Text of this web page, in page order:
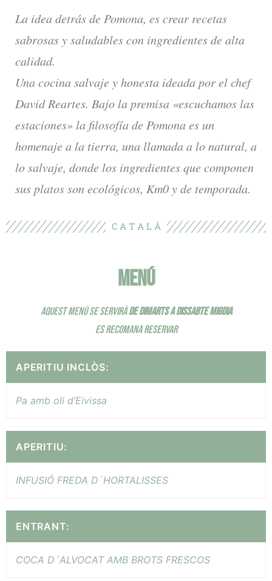
La idea detrás de Pomona, es crear recetas
sabrosas y saludables con ingredientes de alta
calidad.
Una cocina salvaje y honesta ideada por el chef
David Reartes. Bajo la premisa «escuchamos las
estaciones» la filosofía de Pomona es un
homenaje a la tierra, una llamada a lo natural, a
lo salvaje, donde los ingredientes que componen
sus platos son ecológicos, Km0 y de temporada.
C A T A L À
MENÚ
AQUEST MENÚ SE SERVIRÀDE DIMARTS A DISSABTE MIGDIA
ES RECOMANA RESERVAR
APERITIU INCLÒS:
Pa amb oli d’Eivissa
APERITIU:
INFUSIÓ FREDA D´HORTALISSES
ENTRANT:
COCA D´ALVOCAT AMB BROTS FRESCOS